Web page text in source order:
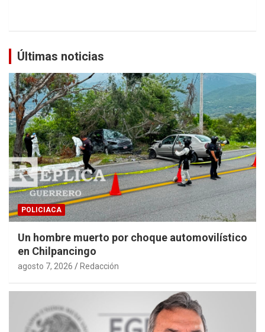
Últimas noticias
POLICIACA
Un hombre muerto por choque automovilístico
en Chilpancingo
agosto 7, 2026 Redacción